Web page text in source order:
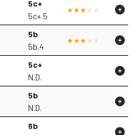
5c+
5c+.5
5b
5b.4
5c+
N.D.
5b
N.D.
6b